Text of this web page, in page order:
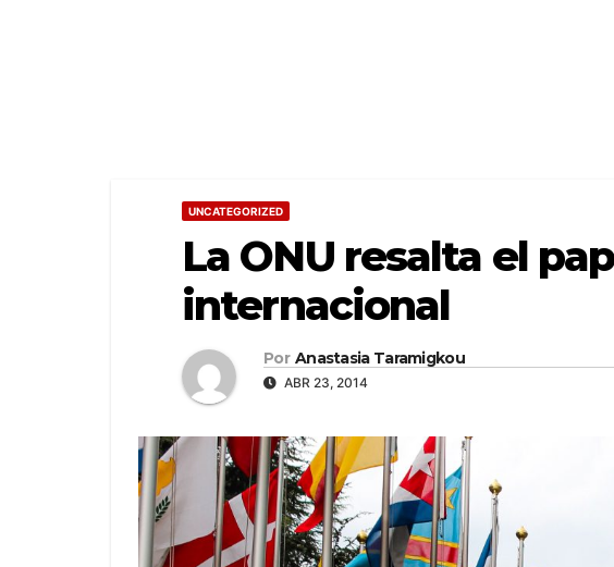
UNCATEGORIZED
La ONU resalta el
internacional
Por Anastasia Taramigkou
ABR 23, 2014